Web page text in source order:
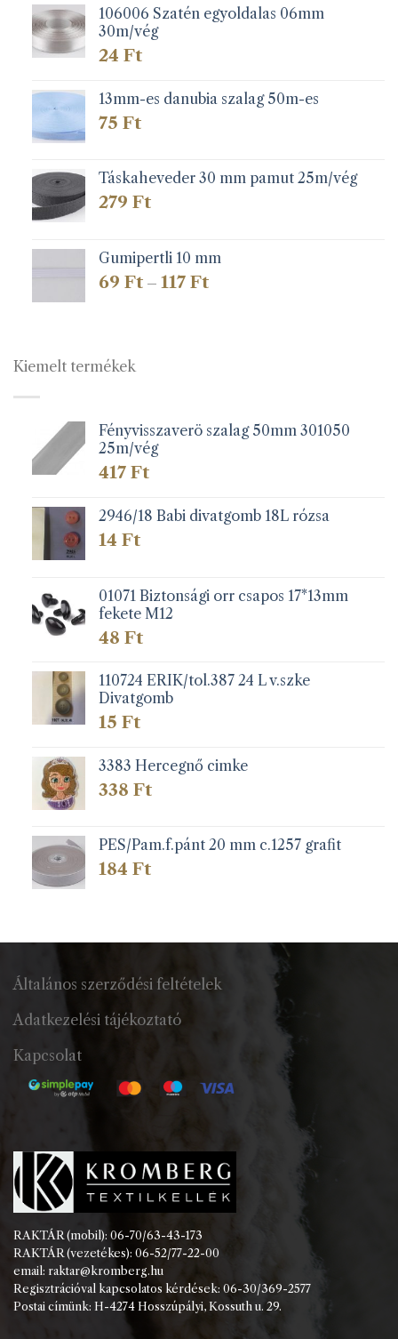
106006 Szatén egyoldalas 06mm
30m/vég
24 Ft
13mm-es danubia szalag 50m-es
75 Ft
Táskaheveder 30 mm pamut 25m/vég
279 Ft
Gumipertli 10 mm
69 Ft – 117 FtÁrtartomány:
Kiemelt termékek
Fényvisszaverö szalag 50mm 301050
25m/vég
417 Ft
2946/18 Babi divatgomb 18L rózsa
14 Ft
01071 Biztonsági orr csapos 17*13mm
fekete M12
48 Ft
110724 ERIK/tol.387 24 L v.szke
Divatgomb
15 Ft
3383 Hercegnő cimke
338 Ft
PES/Pam.f.pánt 20 mm c.1257 grafit
184 Ft
Általános szerződési feltételek
Adatkezelési tájékoztató
Kapcsolat
RAKTÁR (mobil): 06-70/63-43-173
RAKTÁR (vezetékes): 06-52/77-22-00
email: raktar@kromberg.hu
Regisztrációval kapcsolatos kérdések: 06-30/369-2577
Postai címünk: H-4274 Hosszúpályi, Kossuth u. 29.